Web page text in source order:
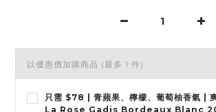
以優惠價加購商品 (最多 1 件)
只需 $78 | 青蘋果、檸檬、葡萄柚香氣 |
La Rose Gadis Bordeaux Blanc